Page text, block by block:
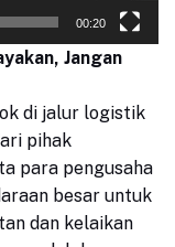
00:20
Jangan
di jalur logistik
pihak
para pengusaha
besar untuk
dan kelaikan